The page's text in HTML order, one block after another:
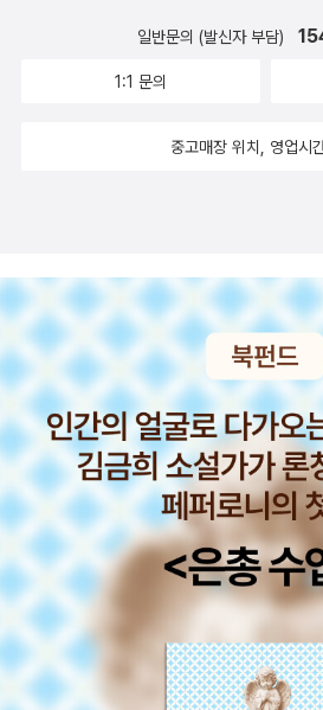
일반문의 (발신자 부담)
1:1 문의
중고매장 위치, 영업시